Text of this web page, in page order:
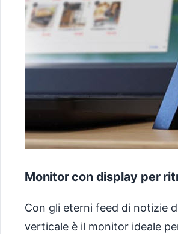
Monitor con display per
Con gli eterni feed di notizie
verticale è il monitor ideale